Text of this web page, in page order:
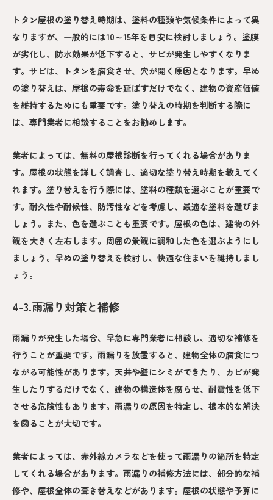
トタン屋根の塗り替え時期は、塗料の種類や気候条件によって異
なりますが、一般的には10～15年を目安に検討しましょう。塗膜
が劣化し、防水効果が低下すると、サビが発生しやすくなりま
す。サビは、トタンを腐食させ、穴が開く原因となります。早め
の塗り替えは、屋根の寿命を延ばすだけでなく、建物の資産価値
を維持するためにも重要です。塗り替えの時期を判断する際に
は、専門業者に相談することをお勧めします。
業者によっては、無料の屋根診断を行ってくれる場合がありま
す。屋根の状態を詳しく調査し、適切な塗り替え時期を教えてく
れます。塗り替えを行う際には、塗料の種類を選ぶことが重要で
す。耐久性や耐候性、防汚性などを考慮し、最適な塗料を選びま
しょう。また、色を選ぶことも重要です。屋根の色は、建物の外
観を大きく左右します。周囲の景観に調和した色を選ぶようにし
ましょう。早めの塗り替えを検討し、快適な住まいを維持しまし
ょう。
4-3.雨漏り対策と補修
雨漏りが発生した場合、早急に専門業者に相談し、適切な補修を
行うことが重要です。雨漏りを放置すると、建物全体の腐食につ
ながる可能性があります。天井や壁にシミができたり、カビが発
生したりするだけでなく、建物の構造体を腐らせ、耐震性を低下
させる危険性もあります。雨漏りの原因を特定し、根本的な解決
を図ることが大切です。
業者によっては、赤外線カメラなどを使って雨漏りの箇所を特定
してくれる場合があります。雨漏りの補修方法には、部分的な補
修や、屋根全体の葺き替えなどがあります。屋根の状態や予算に